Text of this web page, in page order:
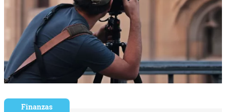
Finanzas